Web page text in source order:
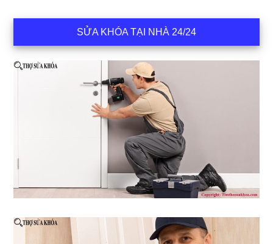
SỬA KHÓA TẠI NHÀ 24/24